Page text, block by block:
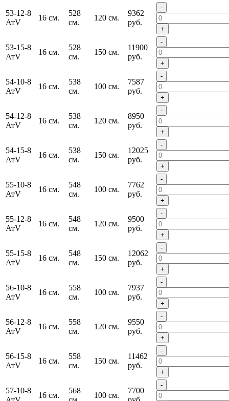
53-12-8
АтV
16 см.
528
см.
120 см.
9362
руб.
-
+
53-15-8
АтV
16 см.
528
см.
150 см.
11900
руб.
-
+
54-10-8
АтV
16 см.
538
см.
100 см.
7587
руб.
-
+
54-12-8
АтV
16 см.
538
см.
120 см.
8950
руб.
-
+
54-15-8
АтV
16 см.
538
см.
150 см.
12025
руб.
-
+
55-10-8
АтV
16 см.
548
см.
100 см.
7762
руб.
-
+
55-12-8
АтV
16 см.
548
см.
120 см.
9500
руб.
-
+
55-15-8
АтV
16 см.
548
см.
150 см.
12062
руб.
-
+
56-10-8
АтV
16 см.
558
см.
100 см.
7937
руб.
-
+
56-12-8
АтV
16 см.
558
см.
120 см.
9550
руб.
-
+
56-15-8
АтV
16 см.
558
см.
150 см.
11462
руб.
-
+
57-10-8
16 см.
568
100 см.
7700
-